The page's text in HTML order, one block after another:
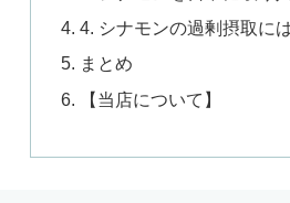
4. シナモンの過剰摂取に
まとめ
【当店について】